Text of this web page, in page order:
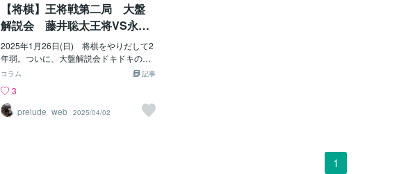
【将棋】王将戦第二局 大盤
解説会 藤井聡太王将VS永瀬
拓也九段
2025年1月26日(日) 将棋をやりだして2
年弱。ついに、大盤解説会ドキドキのデ
ビューを果たしました。地元の京都、永
ゃ！ということで、対局は何時までにな
るかわからず、深夜になれば帰るのもし
んどいので、泊りで行きたい・・・。そ
記事
コラム
3
prelude_web 2025/04/02
1